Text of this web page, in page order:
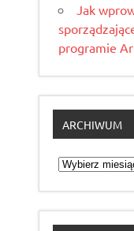
Jak
programie
ARCHIWUM
Archiwum